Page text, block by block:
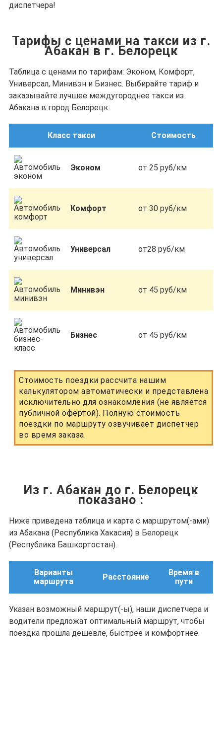
диспетчера!
Тарифы с ценами на такси из г.
Абакан в г. Белорецк
Таблица с ценами по тарифам: Эконом, Комфорт,
Универсал, Минивэн и Бизнес. Выбирайте тариф и
заказывайте лучшее междугороднее такси из
Абакана в город Белорецк.
Класс такси Стоимость
Эконом от 25 руб/км
Комфорт от 30 руб/км
Универсал от28 руб/км
Минивэн от 45 руб/км
Бизнес от 45 руб/км
Стоимость поездки рассчита нашим
калькулятором автоматически и представлена
исключительно для ознакомления (не является
публичной офертой). Полную стоимость
поездки по маршруту озвучивает диспетчер
во время заказа.
Из г. Абакан до г. Белорецк
показано :
Ниже приведена таблица и карта с маршрутом(-ами)
из Абакана (Республика Хакасия) в Белорецк
(Республика Башкортостан).
Варианты
маршрута
Расстояние
Время в
пути
Указан возможный маршрут(-ы), наши диспетчера и
водители предложат оптимальный маршрут, чтобы
поездка прошла дешевле, быстрее и комфортнее.